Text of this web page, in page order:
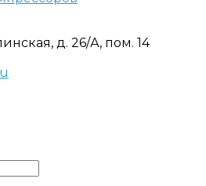
д. 26/А, пом. 14